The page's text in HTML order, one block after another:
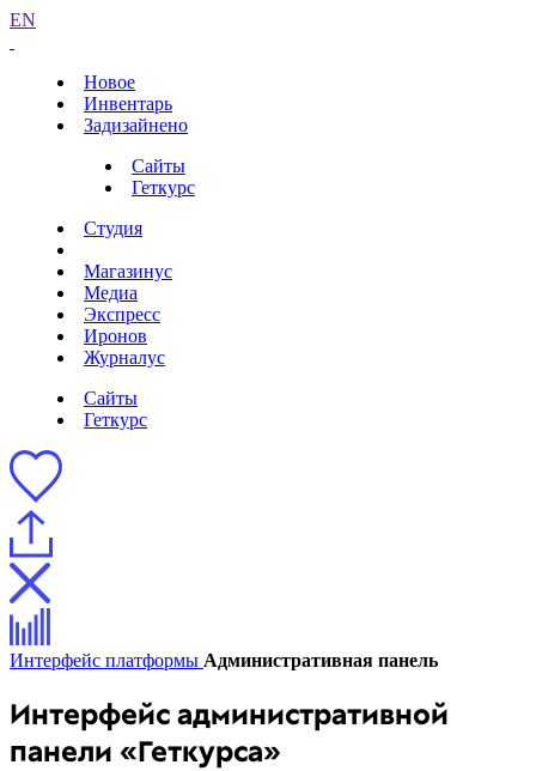
EN
Новое
Инвентарь
Задизайнено
Сайты
Геткурс
Студия
Магазинус
Медиа
Экспресс
Иронов
Журналус
Сайты
Геткурс
Интерфейс платформы Административная панель
Интерфейс административной
панели «Геткурса»